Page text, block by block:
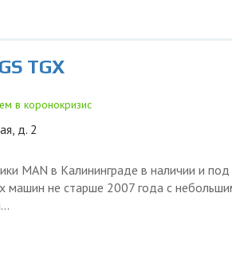
TGX
в коронокризис
д. 2
MAN в Калининграде в наличии и под
машин не старше 2007 года с